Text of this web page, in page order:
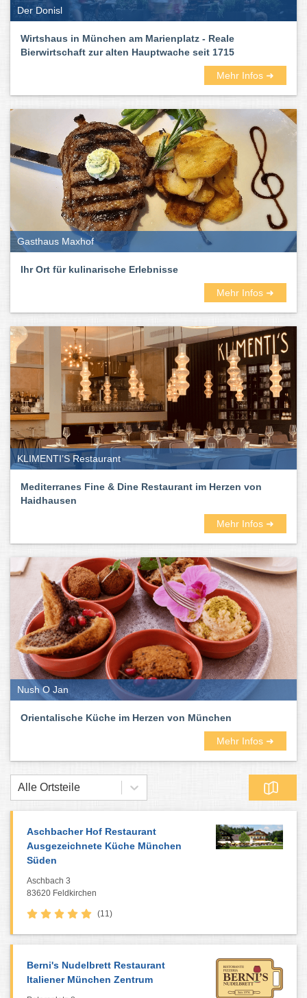
Der Donisl
Wirtshaus in München am Marienplatz - Reale
Bierwirtschaft zur alten Hauptwache seit 1715
Mehr Infos ➜
Gasthaus Maxhof
Ihr Ort für kulinarische Erlebnisse
Mehr Infos ➜
KLIMENTI’S Restaurant
Mediterranes Fine & Dine Restaurant im Herzen von
Haidhausen
Mehr Infos ➜
Nush O Jan
Orientalische Küche im Herzen von München
Mehr Infos ➜
Alle Ortsteile
Aschbacher Hof Restaurant
Ausgezeichnete Küche München
Süden
Aschbach 3
83620 Feldkirchen
(11)
Berni's Nudelbrett Restaurant
Italiener München Zentrum